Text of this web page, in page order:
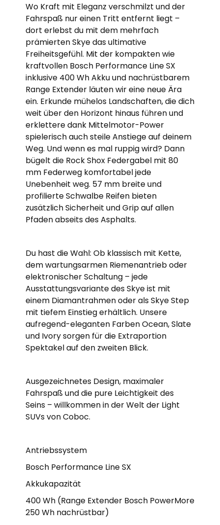
Wo Kraft mit Eleganz verschmilzt und der
Fahrspaß nur einen Tritt entfernt liegt –
dort erlebst du mit dem mehrfach
prämierten Skye das ultimative
Freiheitsgefühl. Mit der kompakten wie
kraftvollen Bosch Performance Line SX
inklusive 400 Wh Akku und nachrüstbarem
Range Extender läuten wir eine neue Ära
ein. Erkunde mühelos Landschaften, die dich
weit über den Horizont hinaus führen und
erklettere dank Mittelmotor-Power
spielerisch auch steile Anstiege auf deinem
Weg. Und wenn es mal ruppig wird? Dann
bügelt die Rock Shox Federgabel mit 80
mm Federweg komfortabel jede
Unebenheit weg. 57 mm breite und
profilierte Schwalbe Reifen bieten
zusätzlich Sicherheit und Grip auf allen
Pfaden abseits des Asphalts.
Du hast die Wahl: Ob klassisch mit Kette,
dem wartungsarmen Riemenantrieb oder
elektronischer Schaltung – jede
Ausstattungsvariante des Skye ist mit
einem Diamantrahmen oder als Skye Step
mit tiefem Einstieg erhältlich. Unsere
aufregend-eleganten Farben Ocean, Slate
und Ivory sorgen für die Extraportion
Spektakel auf den zweiten Blick.
Ausgezeichnetes Design, maximaler
Fahrspaß und die pure Leichtigkeit des
Seins – willkommen in der Welt der Light
SUVs von Coboc.
Antriebssystem
Bosch Performance Line SX
Akkukapazität
400 Wh (Range Extender Bosch PowerMore
250 Wh nachrüstbar)